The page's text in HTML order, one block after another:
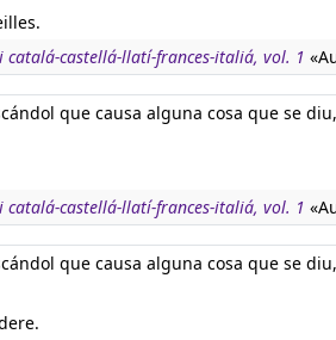
catalá-castellá-llatí-frances-italiá, vol. 1
que causa alguna cosa que se
catalá-castellá-llatí-frances-italiá, vol. 1
que causa alguna cosa que se